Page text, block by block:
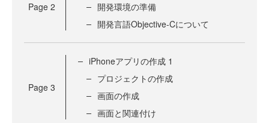
Page 2
開発環境の準備
開発言語Objective-Cについて
Page 3
iPhoneアプリの作成 1
プロジェクトの作成
画面の作成
画面と関連付け